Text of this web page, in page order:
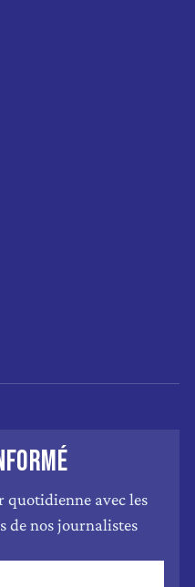
quotidienne avec les
de nos journalistes